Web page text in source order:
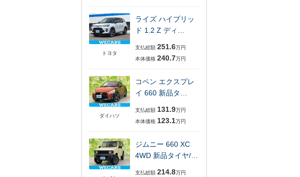
トヨタ
ライズ ハイブリッ
ド 1.2 Z ディ…
支払総額 251.6万円
本体価格 240.7万円
ダイハツ
コペン エクスプレ
イ 660 新品タ…
支払総額 131.9万円
本体価格 123.1万円
ジムニー 660 XC
4WD 新品タイヤ/…
支払総額 214.8万円